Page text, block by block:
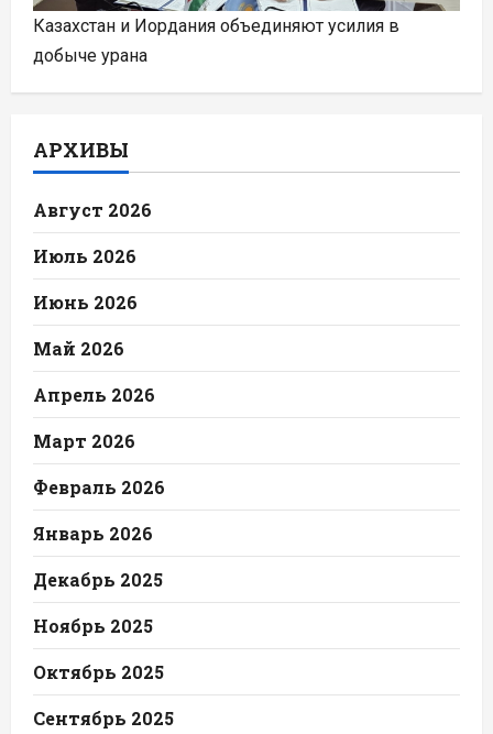
Казахстан и Иордания объединяют усилия в
добыче урана
АРХИВЫ
Август 2026
Июль 2026
Июнь 2026
Май 2026
Апрель 2026
Март 2026
Февраль 2026
Январь 2026
Декабрь 2025
Ноябрь 2025
Октябрь 2025
Сентябрь 2025